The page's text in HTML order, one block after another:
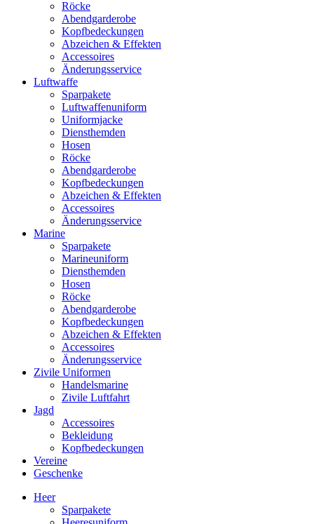
Röcke
Abendgarderobe
Kopfbedeckungen
Abzeichen & Effekten
Accessoires
Änderungsservice
Luftwaffe
Sparpakete
Luftwaffenuniform
Uniformjacke
Diensthemden
Hosen
Röcke
Abendgarderobe
Kopfbedeckungen
Abzeichen & Effekten
Accessoires
Änderungsservice
Marine
Sparpakete
Marineuniform
Diensthemden
Hosen
Röcke
Abendgarderobe
Kopfbedeckungen
Abzeichen & Effekten
Accessoires
Änderungsservice
Zivile Uniformen
Handelsmarine
Zivile Luftfahrt
Jagd
Accessoires
Bekleidung
Kopfbedeckungen
Vereine
Geschenke
Heer
Sparpakete